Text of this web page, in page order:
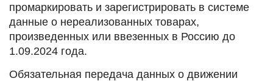
промаркировать и зарегистрировать в системе
данные о нереализованных товарах,
произведенных или ввезенных в Россию до
1.09.2024 года.
Обязательная передача данных о движении